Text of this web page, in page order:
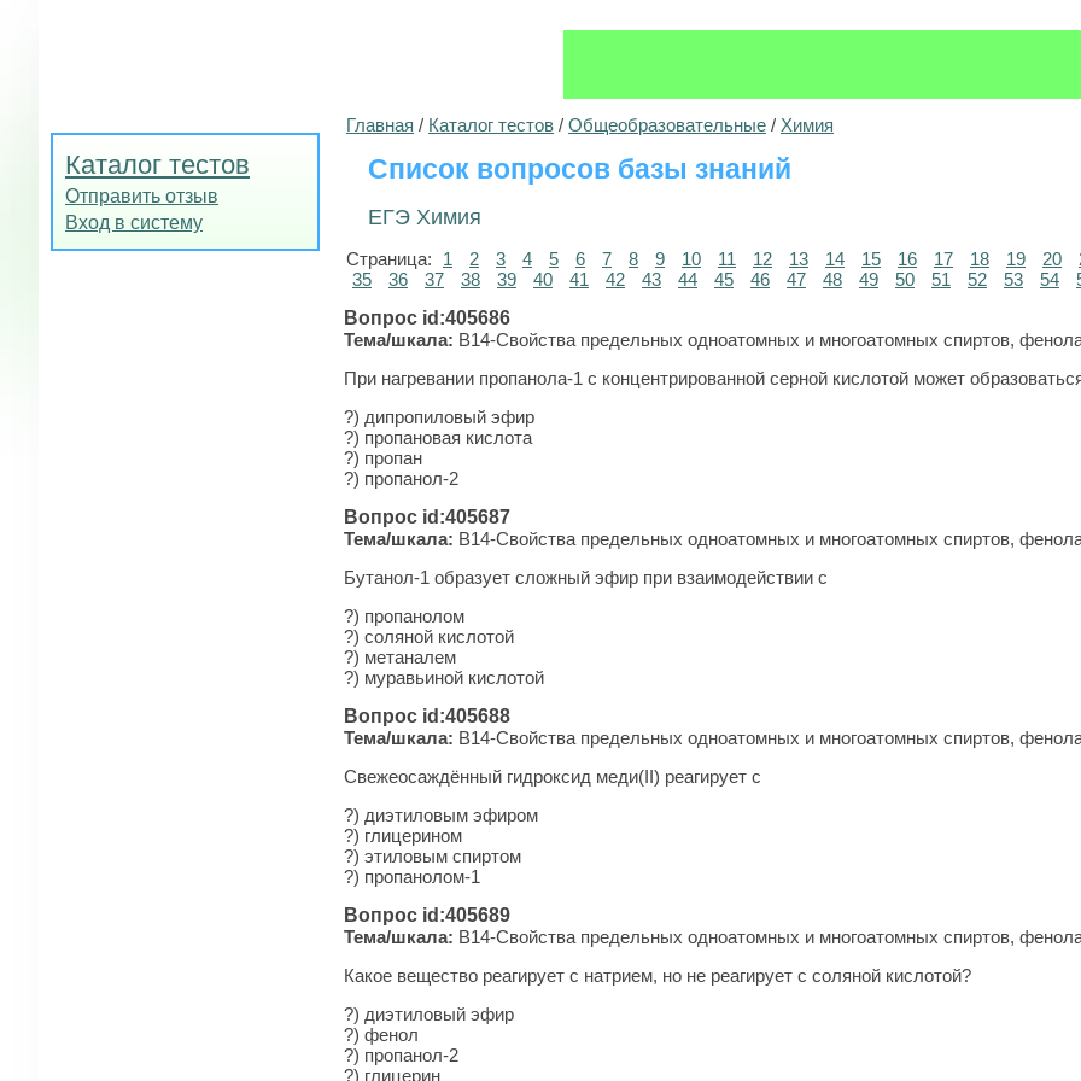
Каталог тестов
Отправить отзыв
Вход в систему
Главная / Каталог тестов / Общеобразовательные / Химия
Список вопросов базы знаний
ЕГЭ Химия
Страница: 1 2 3 4 5 6 7 8 9 10 11 12 13 14 15 16 17 18 19 20
35
36 37 38 39 40 41 42 43 44 45 46 47 48 49 50 51 52 53 54
Вопрос id:405686
Тема/шкала: B14-Свойства предельных одноатомных и многоатомных спиртов,
При нагревании пропанола-1 с концентрированной серной кислотой может
?) дипропиловый эфир
?) пропановая кислота
?) пропан
?) пропанол-2
Вопрос id:405687
Тема/шкала: B14-Свойства предельных одноатомных и многоатомных спиртов,
Бутанол-1 образует сложный эфир при взаимодействии с
?) пропанолом
?) соляной кислотой
?) метаналем
?) муравьиной кислотой
Вопрос id:405688
Тема/шкала: B14-Свойства предельных одноатомных и многоатомных спиртов,
Свежеосаждённый гидроксид меди(II) реагирует с
?) диэтиловым эфиром
?) глицерином
?) этиловым спиртом
?) пропанолом-1
Вопрос id:405689
Тема/шкала: B14-Свойства предельных одноатомных и многоатомных спиртов,
Какое вещество реагирует с натрием, но не реагирует с соляной кислотой?
?) ди­эти­ло­вый эфир
?) фенол
?) пропанол-2
?) глицерин